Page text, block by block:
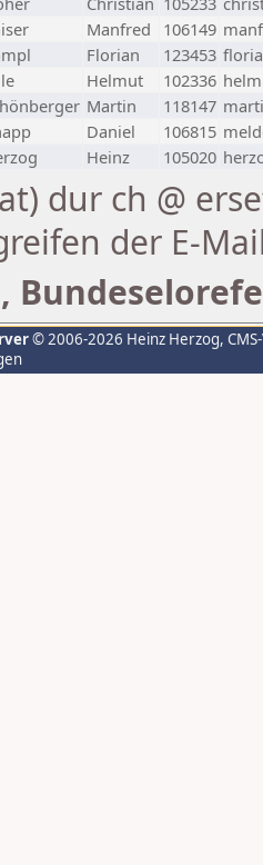
Manfred 106149
Florian 123453
Helmut 102336
Martin 118147
Daniel 106815
Heinz 105020
dur ch @
der E-
© 2006-2026 Heinz Herzog,